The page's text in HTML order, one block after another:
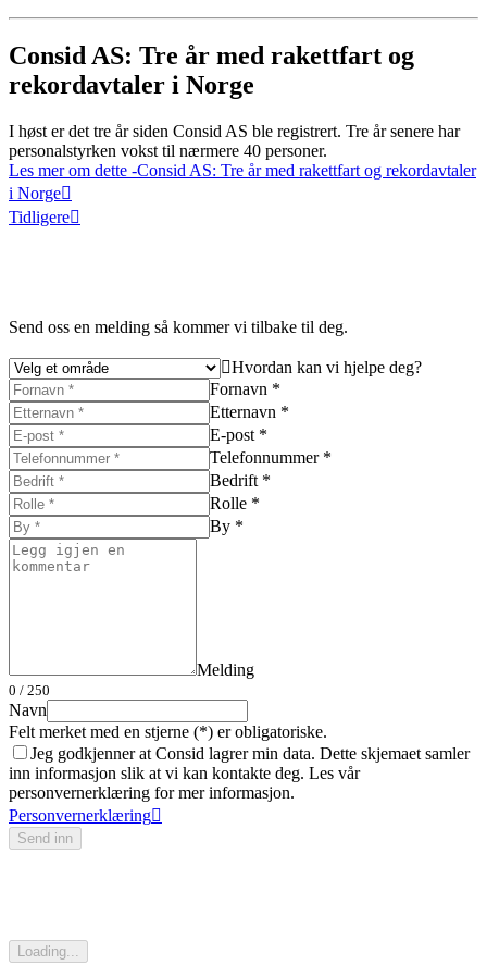
Consid AS: Tre år med rakettfart og
rekordavtaler i Norge
I høst er det tre år siden Consid AS ble registrert. Tre år senere har
personalstyrken vokst til nærmere 40 personer.
Les mer om dette -Consid AS: Tre år med rakettfart og rekordavtaler
i Norge
Tidligere
Send oss en melding så kommer vi tilbake til deg.
Hvordan kan vi hjelpe deg?
Fornavn *
Etternavn *
E-post *
Telefonnummer *
Bedrift *
Rolle *
By *
Melding
0 / 250
Navn
Felt merket med en stjerne (*) er obligatoriske.
Jeg godkjenner at Consid lagrer min data. Dette skjemaet samler
inn informasjon slik at vi kan kontakte deg. Les vår
personvernerklæring for mer informasjon.
Personvernerklæring
Send inn
Loading...